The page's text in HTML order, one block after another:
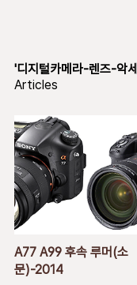
'디지털카메라-렌즈-악
Articles
A77 A99 후속 루머(소
문)-2014